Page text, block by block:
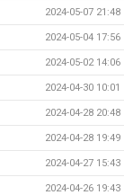
2024-05-07 21:48
2024-05-04 17:56
2024-05-02 14:06
2024-04-30 10:01
2024-04-28 20:48
2024-04-28 19:49
2024-04-27 15:43
2024-04-26 19:43